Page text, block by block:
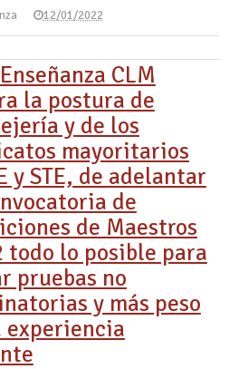
12/01/2022
CLM
la postura de
y de los
mayoritarios
y STE, de adelantar
de
de Maestros
todo lo posible para
pruebas no
y más peso
experiencia